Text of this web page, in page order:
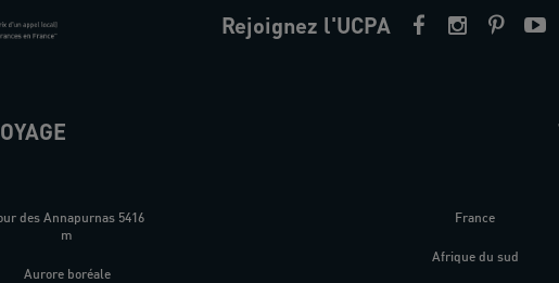
Rejoignez l'UCPA
des Annapurnas 5416
m
Aurore boréale
France
Afrique du sud